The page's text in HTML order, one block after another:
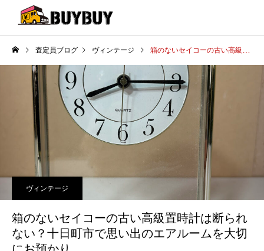
査定員ブログ ヴィンテージ 箱のないセイコーの古い高級置時計は断られない？十日町市で思い出のエアルームを大切にお預かり
ヴィンテージ
箱のないセイコーの古い高級置時計は断られ
ない？十日町市で思い出のエアルームを大切